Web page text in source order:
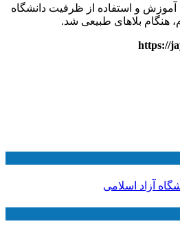
و استفاده از ظرفیت دانشگاه
هنگام بلاهای طبیعی شد.
https://
آزاد اسلامی